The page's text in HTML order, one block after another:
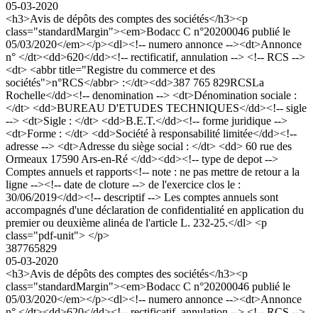
05-03-2020
<h3>Avis de dépôts des comptes des sociétés</h3><p
class="standardMargin"><em>Bodacc C n°20200046 publié le
05/03/2020</em></p><dl><!-- numero annonce --><dt>Annonce
n° </dt><dd>620</dd><!-- rectificatif, annulation --> <!-- RCS -->
<dt> <abbr title="Registre du commerce et des
sociétés">n°RCS</abbr> :</dt><dd>387 765 829RCSLa
Rochelle</dd><!-- denomination --> <dt>Dénomination sociale :
</dt> <dd>BUREAU D'ETUDES TECHNIQUES</dd><!-- sigle
--> <dt>Sigle : </dt> <dd>B.E.T.</dd><!-- forme juridique -->
<dt>Forme : </dt> <dd>Société à responsabilité limitée</dd><!--
adresse --> <dt>Adresse du siège social : </dt> <dd> 60 rue des
Ormeaux 17590 Ars-en-Ré </dd><dd><!-- type de depot -->
Comptes annuels et rapports<!-- note : ne pas mettre de retour a la
ligne --><!-- date de cloture --> de l'exercice clos le :
30/06/2019</dd><!-- descriptif --> Les comptes annuels sont
accompagnés d'une déclaration de confidentialité en application du
premier ou deuxième alinéa de l'article L. 232-25.</dl> <p
class="pdf-unit"> </p>
387765829
05-03-2020
<h3>Avis de dépôts des comptes des sociétés</h3><p
class="standardMargin"><em>Bodacc C n°20200046 publié le
05/03/2020</em></p><dl><!-- numero annonce --><dt>Annonce